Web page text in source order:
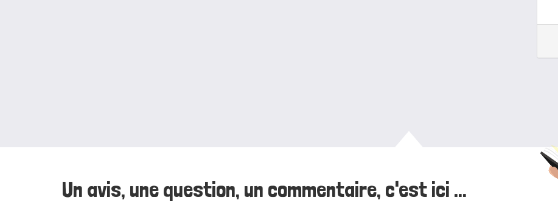
Un avis, une question, un commentaire, c'est ici ...